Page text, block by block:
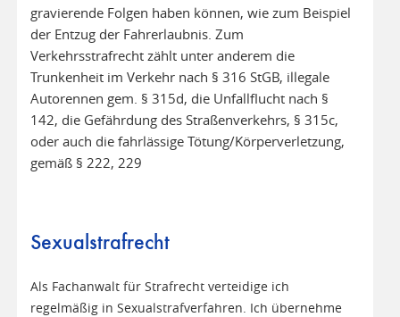
gravierende Folgen haben können, wie zum Beispiel
der Entzug der Fahrerlaubnis. Zum
Verkehrsstrafrecht zählt unter anderem die
Trunkenheit im Verkehr nach § 316 StGB, illegale
Autorennen gem. § 315d, die Unfallflucht nach §
142, die Gefährdung des Straßenverkehrs, § 315c,
oder auch die fahrlässige Tötung/Körperverletzung,
gemäß § 222, 229
Sexualstrafrecht
Als Fachanwalt für Strafrecht verteidige ich
regelmäßig in Sexualstrafverfahren. Ich übernehme